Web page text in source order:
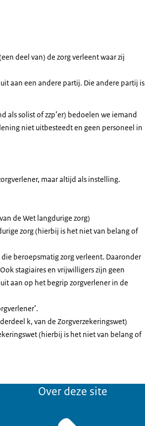
deel van) de zorg verleent waar zij
aan een andere partij. Die andere partij is
als solist of zzp’er) bedoelen we iemand
niet uitbesteedt en geen personeel in
maar altijd als instelling.
de Wet langdurige zorg)
zorg (hierbij is het niet van belang of
beroepsmatig zorg verleent. Daaronder
stagiaires en vrijwilligers zijn geen
aan op het begrip zorgverlener in de
k, van de Zorgverzekeringswet)
(hierbij is het niet van belang of
Over deze site